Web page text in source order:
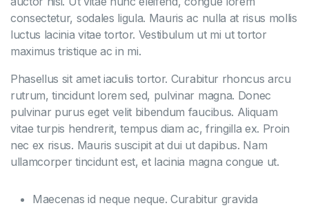
consectetur, sodales ligula. Mauris ac nulla at risus mollis
luctus lacinia vitae tortor. Vestibulum ut mi ut tortor
maximus tristique ac in mi.
Phasellus sit amet iaculis tortor. Curabitur rhoncus arcu
rutrum, tincidunt lorem sed, pulvinar magna. Donec
pulvinar purus eget velit bibendum faucibus. Aliquam
vitae turpis hendrerit, tempus diam ac, fringilla ex. Proin
nec ex risus. Mauris suscipit at dui ut dapibus. Nam
ullamcorper tincidunt est, et lacinia magna congue ut.
Maecenas id neque neque. Curabitur gravida